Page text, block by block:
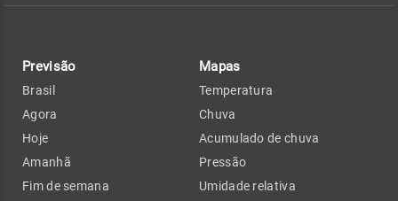
Previsão
Brasil
Agora
Hoje
Amanhã
Fim de semana
Mapas
Temperatura
Chuva
Acumulado de chuva
Pressão
Umidade relativa